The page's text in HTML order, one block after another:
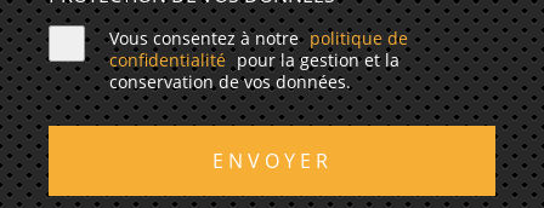
Vous consentez à notre politique de
confidentialité pour la gestion et la
conservation de vos données.
ENVOYER